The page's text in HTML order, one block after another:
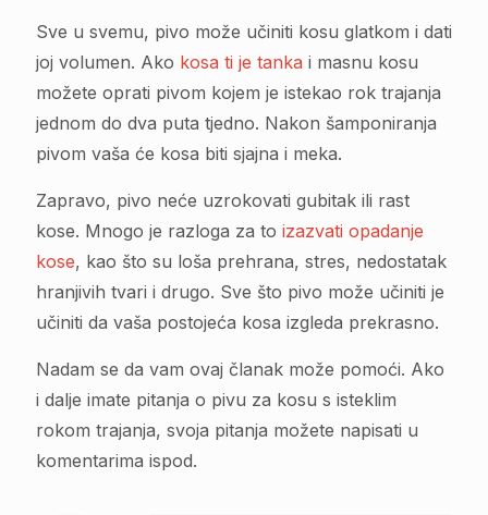
Sve u svemu, pivo može učiniti kosu glatkom i dati
joj volumen. Ako kosa ti je tanka i masnu kosu
možete oprati pivom kojem je istekao rok trajanja
jednom do dva puta tjedno. Nakon šamponiranja
pivom vaša će kosa biti sjajna i meka.
Zapravo, pivo neće uzrokovati gubitak ili rast
kose. Mnogo je razloga za to izazvati opadanje
kose, kao što su loša prehrana, stres, nedostatak
hranjivih tvari i drugo. Sve što pivo može učiniti je
učiniti da vaša postojeća kosa izgleda prekrasno.
Nadam se da vam ovaj članak može pomoći. Ako
i dalje imate pitanja o pivu za kosu s isteklim
rokom trajanja, svoja pitanja možete napisati u
komentarima ispod.